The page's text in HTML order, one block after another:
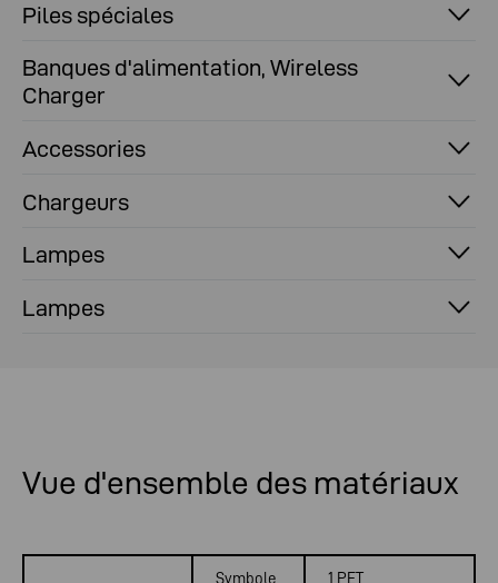
Piles spéciales
Banques d'alimentation, Wireless
Charger
Accessories
Chargeurs
Lampes
Lampes
Vue d'ensemble des matériaux
Symbole 1 PET